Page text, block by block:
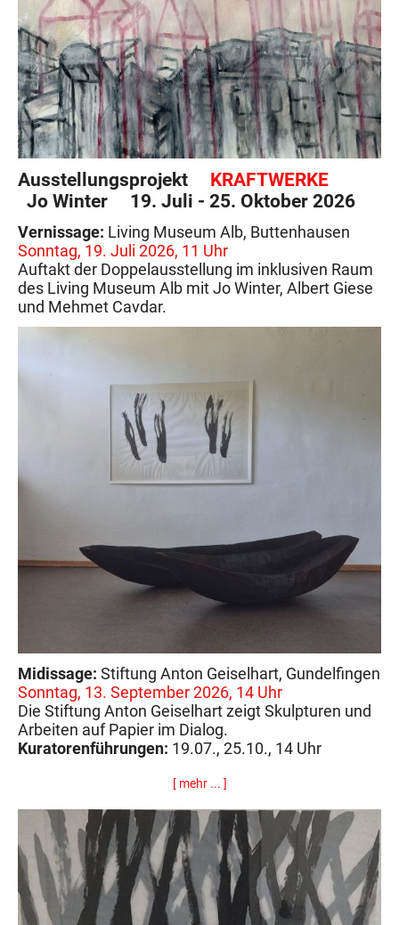
Ausstellungsprojekt KRAFTWERKE
Jo Winter 19. Juli - 25. Oktober 2026
Vernissage: Living Museum Alb, Buttenhausen
Sonntag, 19. Juli 2026, 11 Uhr
Auftakt der Doppelausstellung im inklusiven Raum
des Living Museum Alb mit Jo Winter, Albert Giese
und Mehmet Cavdar.
Midissage: Stiftung Anton Geiselhart, Gundelfingen
Sonntag, 13. September 2026, 14 Uhr
Die Stiftung Anton Geiselhart zeigt Skulpturen und
Arbeiten auf Papier im Dialog.
Kuratorenführungen: 19.07., 25.10., 14 Uhr
[ mehr ... ]